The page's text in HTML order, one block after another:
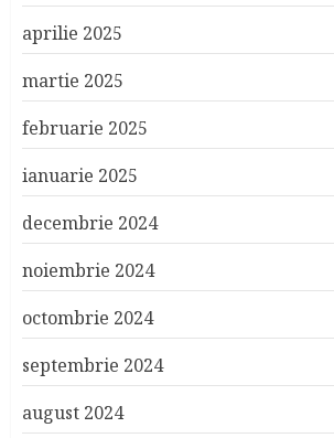
aprilie 2025
martie 2025
februarie 2025
ianuarie 2025
decembrie 2024
noiembrie 2024
octombrie 2024
septembrie 2024
august 2024